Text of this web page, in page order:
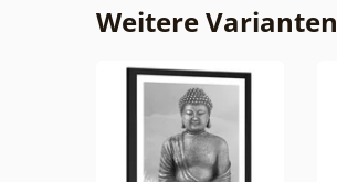
Weitere Varianten